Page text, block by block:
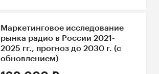
Маркетинговое исследование
рынка радио в России 2021-
2025 гг., прогноз до 2030 г. (с
обновлением)